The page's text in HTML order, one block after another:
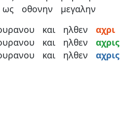
ως
οθονην
μεγαλην
και
και
και
ηλθεν
ηλθεν
ηλθεν
αχρι
αχρις
αχρις